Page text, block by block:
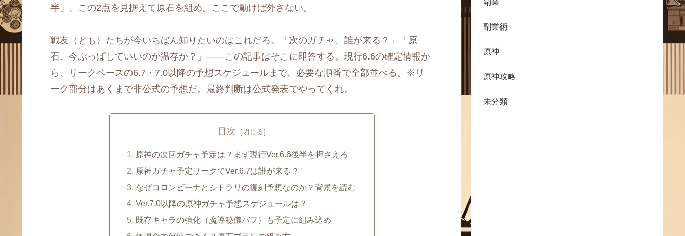
半」、この2点を見据えて原石を組め。ここで動けば外さない。
戦友（とも）たちが今いちばん知りたいのはこれだろ。「次のガチャ、誰が来る？」「原
石、今ぶっぱしていいのか温存か？」――この記事はそこに即答する。現行6.6の確定情報か
ら、リークベースの6.7・7.0以降の予想スケジュールまで、必要な順番で全部並べる。※リ
ーク部分はあくまで非公式の予想だ。最終判断は公式発表でやってくれ。
目次
原神の次回ガチャ予定は？まず現行Ver.6.6後半を押さえろ
原神ガチャ予定リークでVer.6.7は誰が来る？
なぜコロンビーナとシトラリの復刻予想なのか？背景を読む
Ver.7.0以降の原神ガチャ予想スケジュールは？
既存キャラの強化（魔導秘儀バフ）も予定に組み込め
副業術
原神
原神攻略
未分類